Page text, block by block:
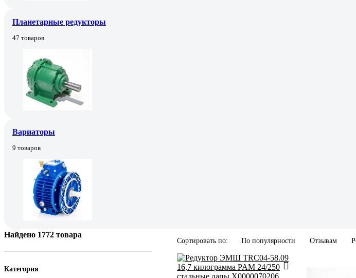
Планетарные редукторы
47 товаров
Вариаторы
9 товаров
Найдено 1772 товара
Категория
Сортировать по: По популярности Отзывам